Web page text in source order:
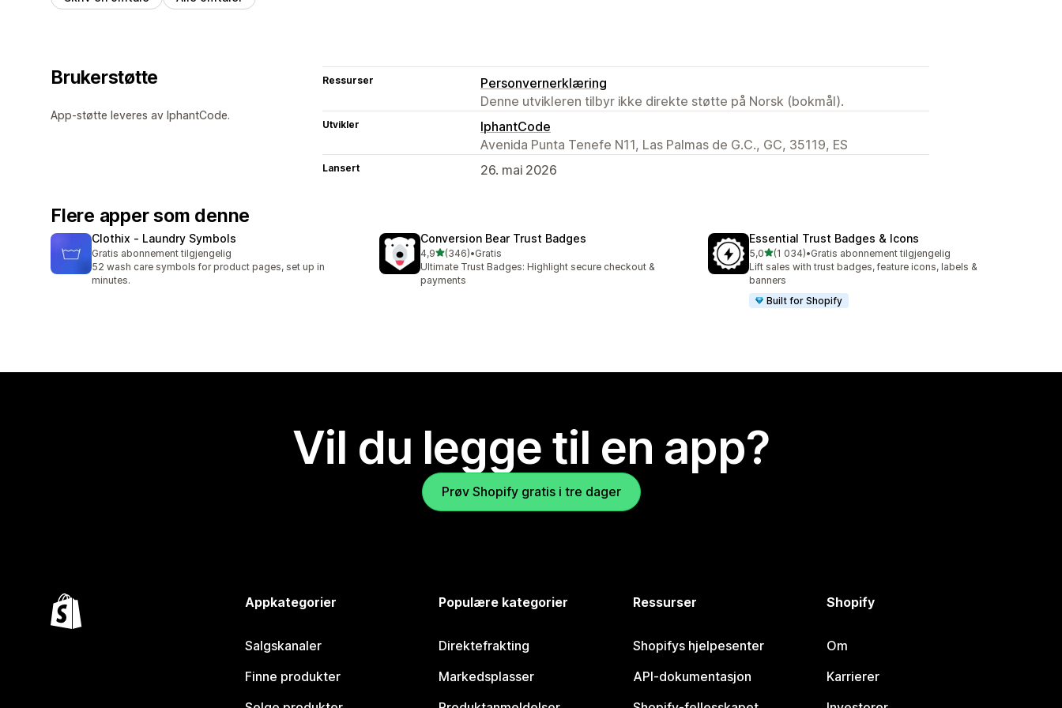
Brukerstøtte
App-støtte leveres av lphantCode.
Ressurser
Personvernerklæring
Denne utvikleren tilbyr ikke direkte støtte på Norsk (bokmål).
Utvikler
lphantCode
Avenida Punta Tenefe N11, Las Palmas de G.C., GC, 35119, ES
Lansert 26. mai 2026
Flere apper som denne
Clothix ‑ Laundry Symbols
Gratis abonnement tilgjengelig
52 wash care symbols for product pages, set up in
minutes.
Conversion Bear Trust Badges
4,9av 5 stjerner
(346)
Totalt 346 omtaler
•Gratis
Ultimate Trust Badges: Highlight secure checkout &
payments
Essential Trust Badges & Icons
5,0av 5 stjerner
(1 034)
Totalt 1034 omtaler
•Gratis abonnement tilgjengelig
Lift sales with trust badges, feature icons, labels &
banners
Built for Shopify
Vil du legge til en app?
Prøv Shopify gratis i tre dager
Appkategorier
Salgskanaler
Finne produkter
Populære kategorier
Direktefrakting
Markedsplasser
Ressurser
Shopifys hjelpesenter
API-dokumentasjon
Shopify
Om
Karrierer